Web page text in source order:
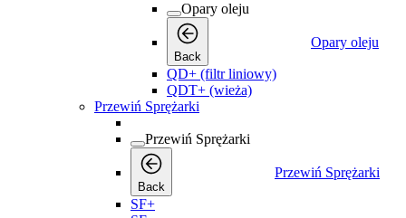
Opary oleju
Back
Opary oleju
QD+ (filtr liniowy)
QDT+ (wieża)
Przewiń Sprężarki
Przewiń Sprężarki
Back
Przewiń Sprężarki
SF+